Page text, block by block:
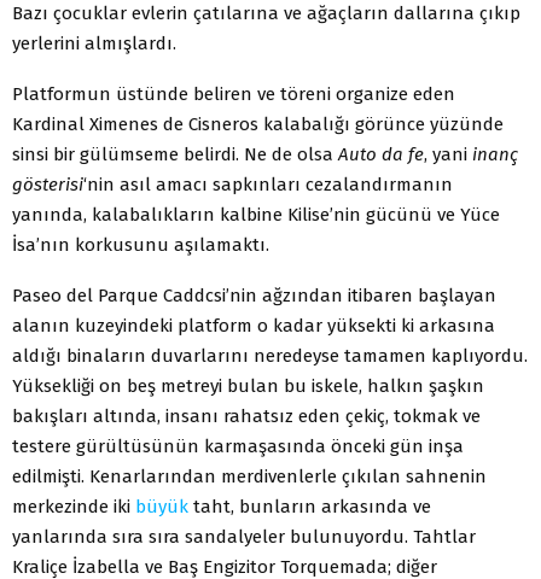
Bazı çocuklar evlerin çatılarına ve ağaçların dallarına çıkıp
yerlerini almışlardı.
Platformun üstünde beliren ve töreni organize eden
Kardinal Ximenes de Cisneros kalabalığı görünce yüzünde
sinsi bir gülümseme belirdi. Ne de olsa Auto da fe, yani inanç
gösterisi‘nin asıl amacı sapkınları cezalandırmanın
yanında, kalabalıkların kalbine Kilise’nin gücünü ve Yüce
İsa’nın korkusunu aşılamaktı.
Paseo del Parque Caddcsi’nin ağzından itibaren başlayan
alanın kuzeyindeki platform o kadar yüksekti ki arkasına
aldığı binaların duvarlarını neredeyse tamamen kaplıyordu.
Yüksekliği on beş metreyi bulan bu iskele, halkın şaşkın
bakışları altında, insanı rahatsız eden çekiç, tokmak ve
testere gürültüsünün karmaşasında önceki gün inşa
edilmişti. Kenarlarından merdivenlerle çıkılan sahnenin
merkezinde iki büyük taht, bunların arkasında ve
yanlarında sıra sıra sandalyeler bulunuyordu. Tahtlar
Kraliçe İzabella ve Baş Engizitor Torquemada; diğer